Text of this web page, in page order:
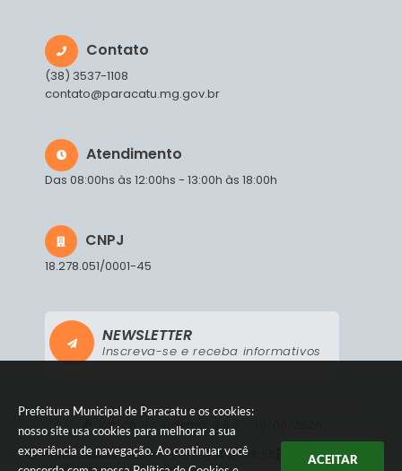
Prefeitura Municipal de Paracatu e os cookies:
nosso site usa cookies para melhorar a sua
experiência de navegação. Ao continuar você
ACEITAR
Contato
(38) 3537-1108
contato@paracatu.mg.gov.br
Atendimento
Das 08:00hs às 12:00hs - 13:00h às 18:00h
CNPJ
18.278.051/0001-45
NEWSLETTER
Inscreva-se e receba informativos
Versão do Sistema:
Portal atualizado em:06/08/2026 18:58 Dados Abertos